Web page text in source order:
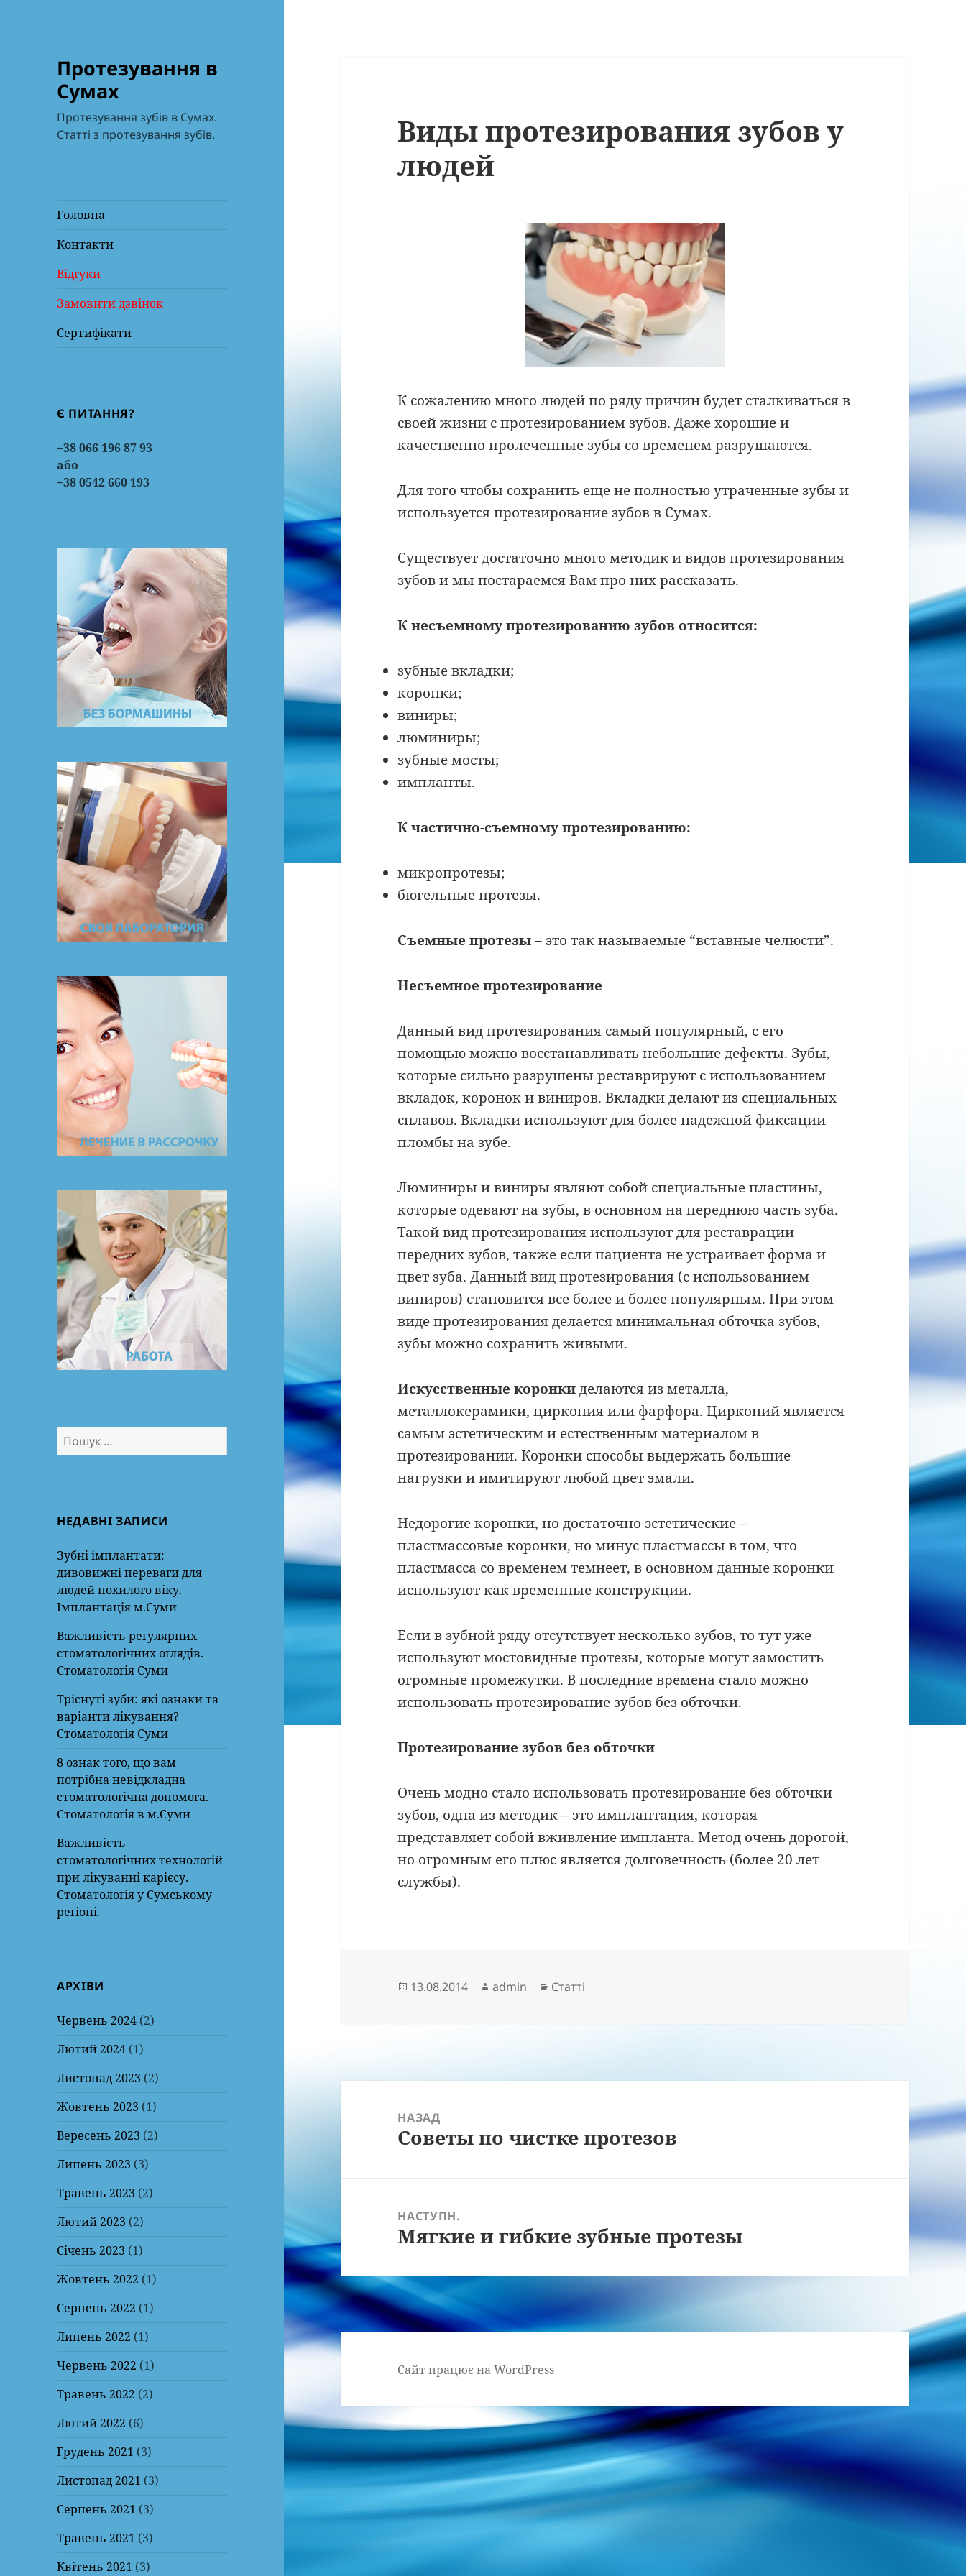
Протезування в
Сумах
Протезування зубів в Сумах.
Статті з протезування зубів.
Головна
Контакти
Відгуки
Замовити дзвінок
Сертифікати
Є ПИТАННЯ?
+38 066 196 87 93
або
+38 0542 660 193
Пошук:
НЕДАВНІ ЗАПИСИ
Зубні імплантати:
дивовижні переваги для
людей похилого віку.
Імплантація м.Суми
Важливість регулярних
стоматологічних оглядів.
Стоматологія Суми
Тріснуті зуби: які ознаки та
варіанти лікування?
Стоматологія Суми
8 ознак того, що вам
потрібна невідкладна
стоматологічна допомога.
Стоматологія в м.Суми
Важливість
стоматологічних технологій
при лікуванні карієсу.
Стоматологія у Сумському
регіоні.
АРХІВИ
Червень 2024 (2)
Лютий 2024 (1)
Листопад 2023 (2)
Жовтень 2023 (1)
Вересень 2023 (2)
Липень 2023 (3)
Травень 2023 (2)
Лютий 2023 (2)
Січень 2023 (1)
Жовтень 2022 (1)
Серпень 2022 (1)
Липень 2022 (1)
Червень 2022 (1)
Травень 2022 (2)
Лютий 2022 (6)
Грудень 2021 (3)
Листопад 2021 (3)
Серпень 2021 (3)
Травень 2021 (3)
Квітень 2021 (3)
Виды протезирования зубов у
людей
К сожалению много людей по ряду причин будет сталкиваться в
своей жизни с протезированием зубов. Даже хорошие и
качественно пролеченные зубы со временем разрушаются.
Для того чтобы сохранить еще не полностью утраченные зубы и
используется протезирование зубов в Сумах.
Существует достаточно много методик и видов протезирования
зубов и мы постараемся Вам про них рассказать.
К несъемному протезированию зубов относится:
зубные вкладки;
коронки;
виниры;
люминиры;
зубные мосты;
импланты.
К частично-съемному протезированию:
микропротезы;
бюгельные протезы.
Съемные протезы– это так называемые “вставные челюсти”.
Несъемное протезирование
Данный вид протезирования самый популярный, с его
помощью можно восстанавливать небольшие дефекты. Зубы,
которые сильно разрушены реставрируют с использованием
вкладок, коронок и виниров. Вкладки делают из специальных
сплавов. Вкладки используют для более надежной фиксации
пломбы на зубе.
Люминиры и виниры являют собой специальные пластины,
которые одевают на зубы, в основном на переднюю часть зуба.
Такой вид протезирования используют для реставрации
передних зубов, также если пациента не устраивает форма и
цвет зуба. Данный вид протезирования (с использованием
виниров) становится все более и более популярным. При этом
виде протезирования делается минимальная обточка зубов,
зубы можно сохранить живыми.
Искусственные коронкиделаются из металла,
металлокерамики, циркония или фарфора. Цирконий является
самым эстетическим и естественным материалом в
протезировании. Коронки способы выдержать большие
нагрузки и имитируют любой цвет эмали.
Недорогие коронки, но достаточно эстетические –
пластмассовые коронки, но минус пластмассы в том, что
пластмасса со временем темнеет, в основном данные коронки
используют как временные конструкции.
Если в зубной ряду отсутствует несколько зубов, то тут уже
используют мостовидные протезы, которые могут замостить
огромные промежутки. В последние времена стало можно
использовать протезирование зубов без обточки.
Протезирование зубов без обточки
Очень модно стало использовать протезирование без обточки
зубов, одна из методик – это имплантация, которая
представляет собой вживление импланта. Метод очень дорогой,
но огромным его плюс является долговечность (более 20 лет
службы).
Опубліковано
13.08.2014 Автор
admin Категорії
Статті
НАЗАД
Попередній
Советы по чистке протезов
НАСТУПН.
Наступний
Мягкие и гибкие зубные протезы
Сайт працює на WordPress